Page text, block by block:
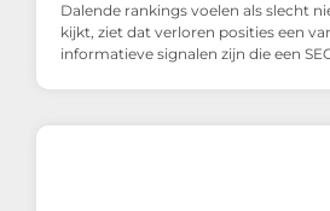
Dalende rankings voelen als slecht
kijkt, ziet dat verloren posities een
informatieve signalen zijn die een